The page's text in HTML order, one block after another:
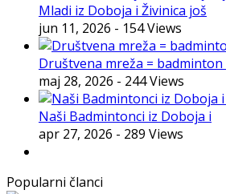
Mladi iz Doboja i Živinica još
jun 11, 2026 - 154 Views
Društvena mreža = badminton
maj 28, 2026 - 244 Views
Naši Badmintonci iz Doboja i
apr 27, 2026 - 289 Views
Popularni članci